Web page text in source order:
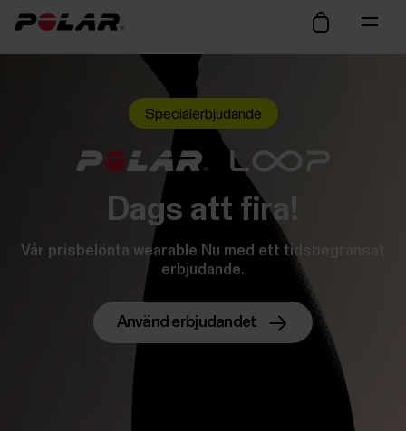
Specialerbjudande
Dags att fira!
Vår prisbelönta wearable Nu med ett tidsbegränsat
erbjudande.
Använd erbjudandet